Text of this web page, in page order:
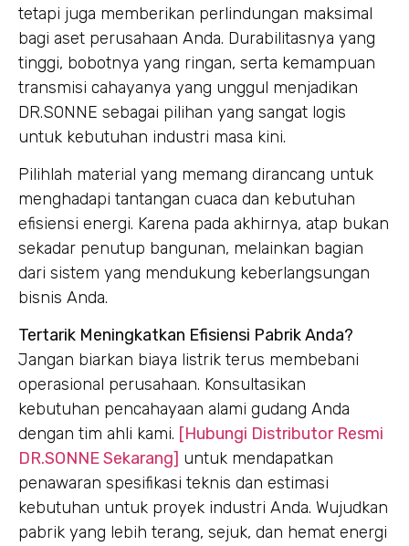
tetapi juga memberikan perlindungan maksimal
bagi aset perusahaan Anda. Durabilitasnya yang
tinggi, bobotnya yang ringan, serta kemampuan
transmisi cahayanya yang unggul menjadikan
DR.SONNE sebagai pilihan yang sangat logis
untuk kebutuhan industri masa kini.
Pilihlah material yang memang dirancang untuk
menghadapi tantangan cuaca dan kebutuhan
efisiensi energi. Karena pada akhirnya, atap bukan
sekadar penutup bangunan, melainkan bagian
dari sistem yang mendukung keberlangsungan
bisnis Anda.
Tertarik Meningkatkan Efisiensi Pabrik Anda?
Jangan biarkan biaya listrik terus membebani
operasional perusahaan. Konsultasikan
kebutuhan pencahayaan alami gudang Anda
dengan tim ahli kami. [Hubungi Distributor Resmi
DR.SONNE Sekarang] untuk mendapatkan
penawaran spesifikasi teknis dan estimasi
kebutuhan untuk proyek industri Anda. Wujudkan
pabrik yang lebih terang, sejuk, dan hemat energi